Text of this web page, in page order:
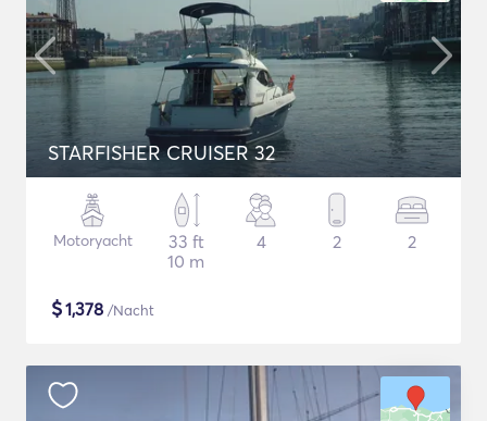
STARFISHER CRUISER 32
Motoryacht
33 ft
10 m
4 2 2
$1,378 /Nacht